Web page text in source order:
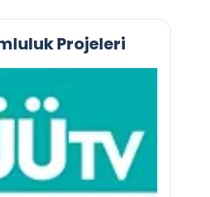
Projeleri